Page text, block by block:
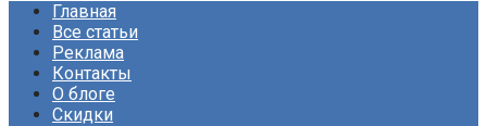
Главная
Все статьи
Реклама
Контакты
О блоге
Скидки